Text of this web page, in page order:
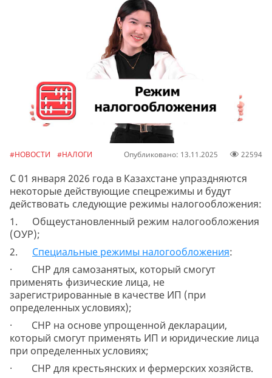
#НОВОСТИ #НАЛОГИ Опубликовано: 13.11.2025 22594
С 01 января 2026 года в Казахстане упраздняются
некоторые действующие спецрежимы и будут
действовать следующие режимы налогообложения:
1. Общеустановленный режим налогообложения
(ОУР);
2. Специальные режимы налогообложения:
· СНР для самозанятых, который смогут
применять физические лица, не
зарегистрированные в качестве ИП (при
определенных условиях);
· СНР на основе упрощенной декларации,
который смогут применять ИП и юридические лица
при определенных условиях;
· СНР для крестьянских и фермерских хозяйств.